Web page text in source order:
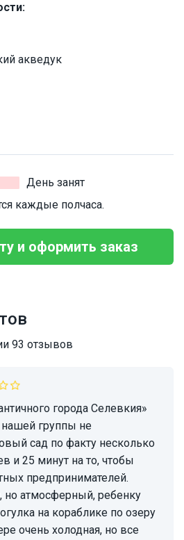
акведук
День занят
каждые полчаса.
и оформить заказ
93 отзывов
нашей группы не
сад по факту несколько
и 25 минут на то, чтобы
предпринимателей.
но атмосферный, ребенку
на кораблике по озеру
очень холодная, но все